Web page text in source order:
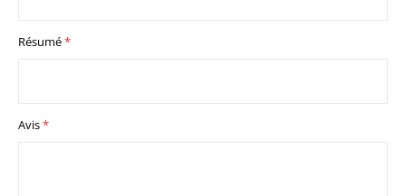
Résumé
Avis